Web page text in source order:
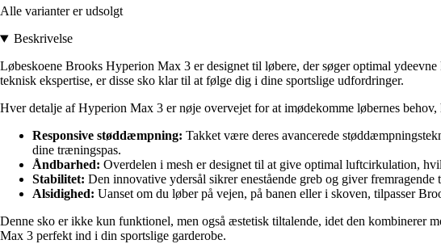
Alle varianter er udsolgt
Beskrivelse
Løbeskoene Brooks Hyperion Max 3 er designet til løbere, der søger optimal
teknisk ekspertise, er disse sko klar til at følge dig i dine sportslige udfordringer.
Hver detalje af Hyperion Max 3 er nøje overvejet for at imødekomme løbernes
Responsive støddæmpning: Takket være deres avancerede
dine træningspas.
Åndbarhed: Overdelen i mesh er designet til at give optimal luftcirkulation,
Stabilitet: Den innovative ydersål sikrer enestående greb og giver
Alsidighed: Uanset om du løber på vejen, på banen eller i skoven, tilpasser
Denne sko er ikke kun funktionel, men også æstetisk tiltalende, idet den kombinerer
Max 3 perfekt ind i din sportslige garderobe.